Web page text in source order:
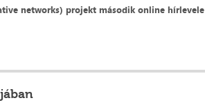
networks) projekt második online hírlevele